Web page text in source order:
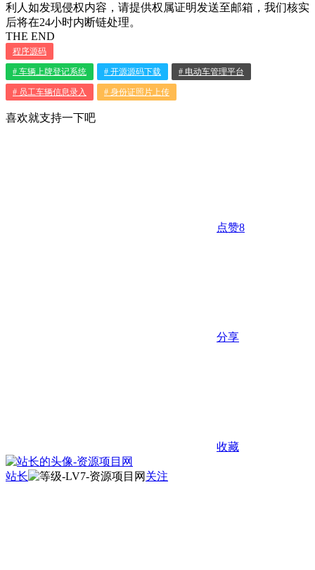
利人如发现侵权内容，请提供权属证明发送至邮箱，我们核实
后将在24小时内断链处理。
THE END
程序源码
# 车辆上牌登记系统 # 开源源码下载 # 电动车管理平台
# 员工车辆信息录入 # 身份证照片上传
喜欢就支持一下吧
点赞8
分享
收藏
站长 关注